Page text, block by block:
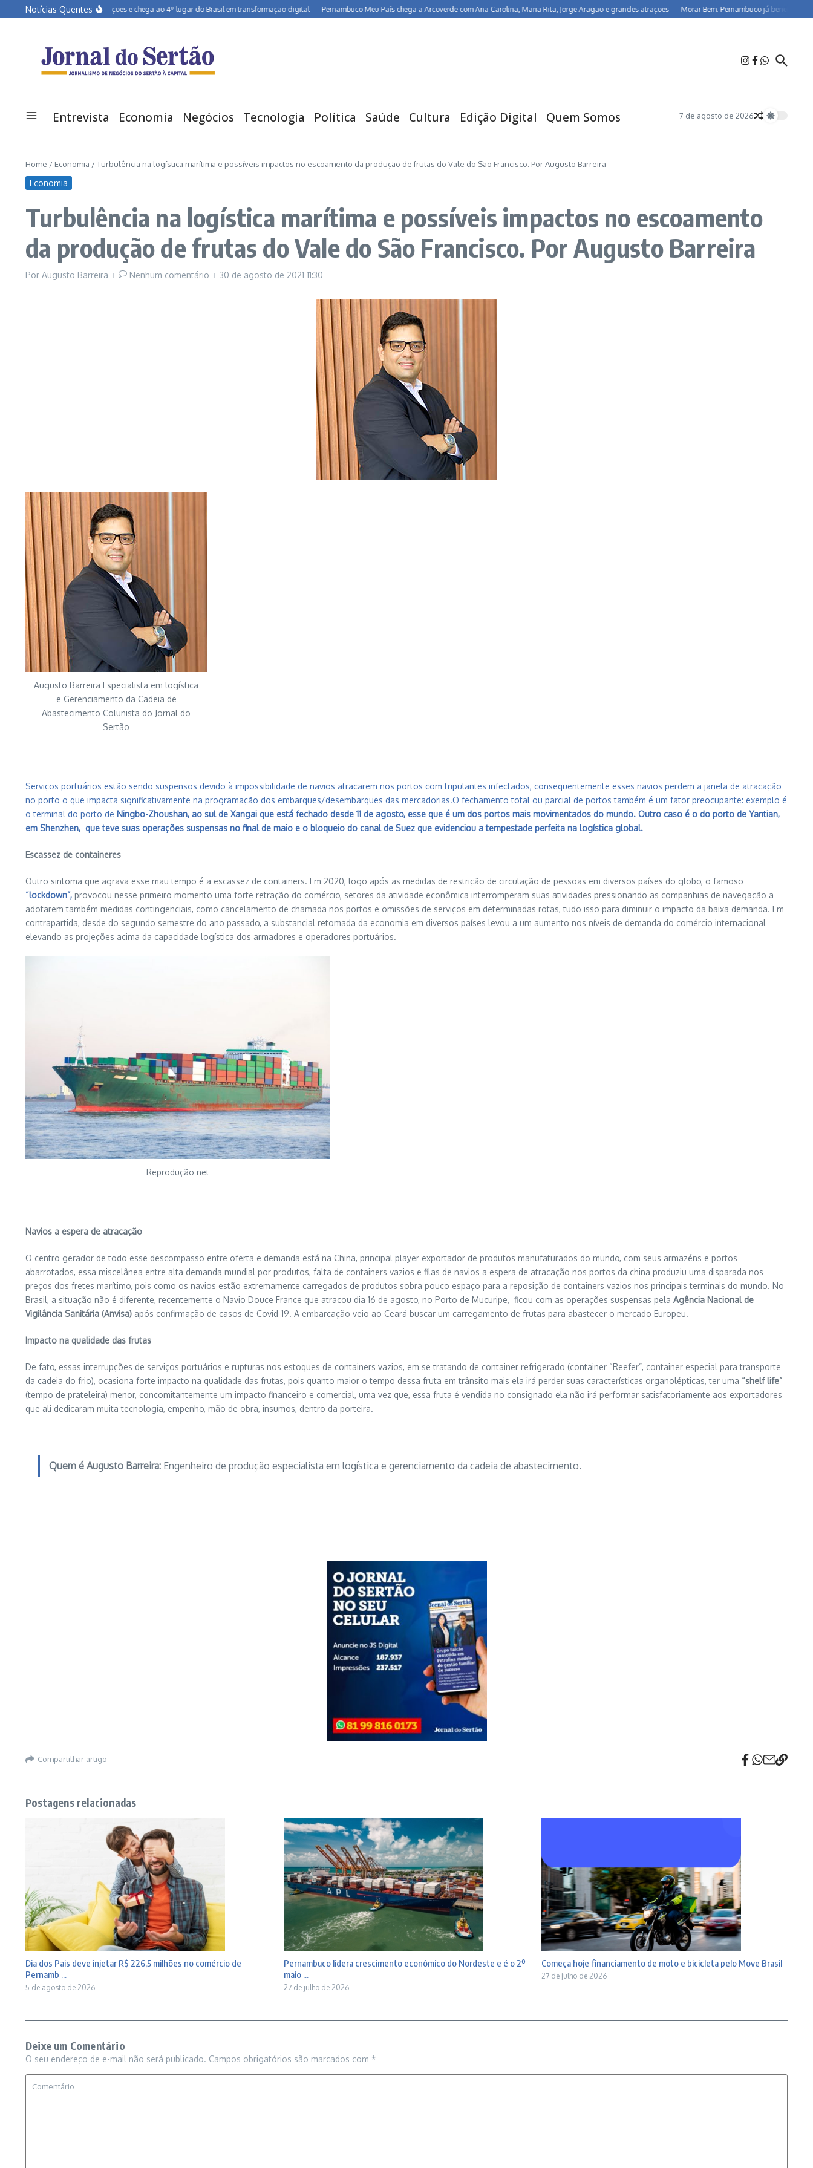
Ir para o conteúdo
Notícias Quentes
Pernambuco salta dez posições e chega ao 4º lugar do Brasil em transformação digital Pernambuco Meu País chega a Arcoverde com Ana Carolina, Maria Rita, Jorge Aragão e grandes atrações Morar Bem: Pernambuco já beneficia 26,5
Entrevista Economia Negócios Tecnologia Política Saúde Cultura Edição Digital Quem Somos 7 de agosto de 2026
Home / Economia /Turbulência na logística marítima e possíveis impactos no escoamento da produção de frutas do Vale do São Francisco. Por Augusto Barreira
Economia
Turbulência na logística marítima e possíveis impactos no escoamento
da produção de frutas do Vale do São Francisco. Por Augusto Barreira
Por Augusto Barreira Nenhum comentário 30 de agosto de 2021 11:30
Augusto Barreira Especialista em logística
e Gerenciamento da Cadeia de
Abastecimento Colunista do Jornal do
Sertão
Serviços portuários estão sendo suspensos devido à impossibilidade de navios atracarem nos portos com tripulantes infectados, consequentemente esses navios perdem a janela de atracação
no porto o que impacta significativamente na programação dos embarques/desembarques das mercadorias.O fechamento total ou parcial de portos também é um fator preocupante: exemplo é
o terminal do porto de Ningbo-Zhoushan, ao sul de Xangai que está fechado desde 11 de agosto, esse que é um dos portos mais movimentados do mundo. Outro caso é o do porto de Yantian,
em Shenzhen, que teve suas operações suspensas no final de maio e o bloqueio do canal de Suez que evidenciou a tempestade perfeita na logística global.
Escassez de containeres
Outro sintoma que agrava esse mau tempo é a escassez de containers. Em 2020, logo após as medidas de restrição de circulação de pessoas em diversos países do globo, o famoso
“lockdown”, provocou nesse primeiro momento uma forte retração do comércio, setores da atividade econômica interromperam suas atividades pressionando as companhias de navegação a
adotarem também medidas contingenciais, como cancelamento de chamada nos portos e omissões de serviços em determinadas rotas, tudo isso para diminuir o impacto da baixa demanda. Em
contrapartida, desde do segundo semestre do ano passado, a substancial retomada da economia em diversos países levou a um aumento nos níveis de demanda do comércio internacional
elevando as projeções acima da capacidade logística dos armadores e operadores portuários.
Reprodução net
Navios a espera de atracação
O centro gerador de todo esse descompasso entre oferta e demanda está na China, principal player exportador de produtos manufaturados do mundo, com seus armazéns e portos
abarrotados, essa miscelânea entre alta demanda mundial por produtos, falta de containers vazios e filas de navios a espera de atracação nos portos da china produziu uma disparada nos
preços dos fretes marítimo, pois como os navios estão extremamente carregados de produtos sobra pouco espaço para a reposição de containers vazios nos principais terminais do mundo. No
Brasil, a situação não é diferente, recentemente o Navio Douce France que atracou dia 16 de agosto, no Porto de Mucuripe, ficou com as operações suspensas pela Agência Nacional de
Vigilância Sanitária (Anvisa) após confirmação de casos de Covid-19. A embarcação veio ao Ceará buscar um carregamento de frutas para abastecer o mercado Europeu.
Impacto na qualidade das frutas
De fato, essas interrupções de serviços portuários e rupturas nos estoques de containers vazios, em se tratando de container refrigerado (container “Reefer”, container especial para transporte
da cadeia do frio), ocasiona forte impacto na qualidade das frutas, pois quanto maior o tempo dessa fruta em trânsito mais ela irá perder suas características organolépticas, ter uma “shelf life”
(tempo de prateleira) menor, concomitantemente um impacto financeiro e comercial, uma vez que, essa fruta é vendida no consignado ela não irá performar satisfatoriamente aos exportadores
que ali dedicaram muita tecnologia, empenho, mão de obra, insumos, dentro da porteira.
Quem é Augusto Barreira: Engenheiro de produção especialista em logística e gerenciamento da cadeia de abastecimento.
Compartilhar artigo
Postagens relacionadas
Dia dos Pais deve injetar R$ 226,5 milhões no comércio de
Pernamb ...
5 de agosto de 2026
Pernambuco lidera crescimento econômico do Nordeste e é o 2º
maio ...
27 de julho de 2026
Começa hoje financiamento de moto e bicicleta pelo Move Brasil
27 de julho de 2026
Deixe um Comentário
O seu endereço de e-mail não será publicado. Campos obrigatórios são marcados com *